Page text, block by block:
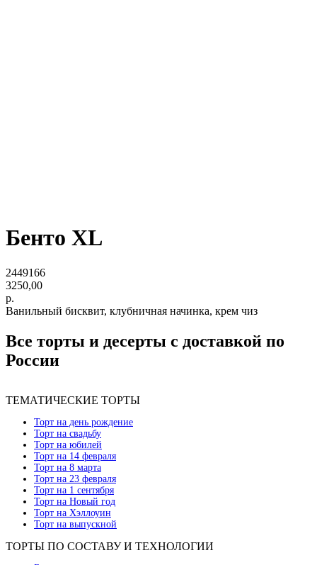
Бенто XL
2449166
3250,00
р.
Ванильный бисквит, клубничная начинка, крем чиз
Все торты и десерты с доставкой по
России
ТЕМАТИЧЕСКИЕ ТОРТЫ
Торт на день рождение
Торт на свадьбу
Торт на юбилей
Торт на 14 февраля
Торт на 8 марта
Торт на 23 февраля
Торт на 1 сентября
Торт на Новый год
Торт на Хэллоуин
Торт на выпускной
ТОРТЫ ПО СОСТАВУ И ТЕХНОЛОГИИ